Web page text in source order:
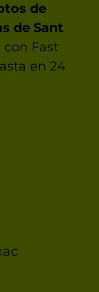
de
de Sant
con Fast
en 24